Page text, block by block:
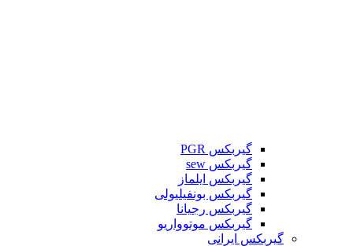
گیربکس PGR
گیربکس sew
گیربکس ایلماز
گیربکس بونفیلیولی
گیربکس رجیانا
گیربکس موتوواریو
گیربکس ایرانی